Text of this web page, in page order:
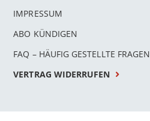
IMPRESSUM
ABO KÜNDIGEN
FAQ – HÄUFIG GESTELLTE FRAGEN
VERTRAG WIDERRUFEN